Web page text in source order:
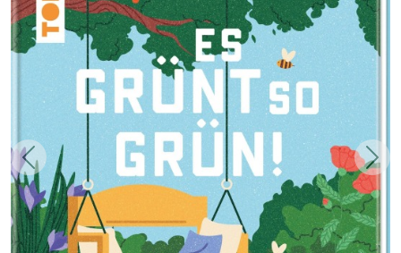
Zurück